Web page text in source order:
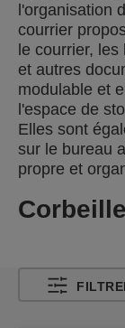
l'organisation
courrier
le courrier,
et autres
modulable et
l'espace de
Elles sont
sur le bureau
propre et